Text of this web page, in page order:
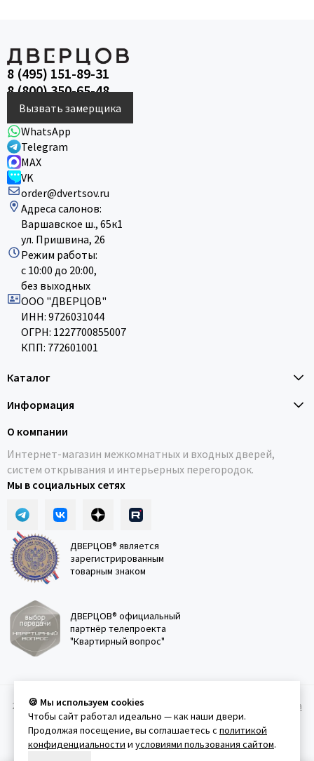
8 (495) 151-89-31
8 (800) 350-65-48
Вызвать замерщика
WhatsApp
Telegram
MAX
VK
order@dvertsov.ru
Адреса салонов:
Варшавское ш., 65к1
ул. Пришвина, 26
Режим работы:
с 10:00 до 20:00,
без выходных
ООО "ДВЕРЦОВ"
ИНН: 9726031044
ОГРН: 1227700855007
КПП: 772601001
Каталог
Информация
О компании
Интернет-магазин межкомнатных и входных дверей,
систем открывания и интерьерных перегородок.
Мы в социальных сетях
ДВЕРЦОВ® является
зарегистрированным
товарным знаком
ДВЕРЦОВ® официальный
партнёр телепроекта
"Квартирный вопрос"
2011-2026 © Дверцов. Карта сайта
Политика
конфеденциальности Условия использования сайта
🍪 Мы используем cookies
Чтобы сайт работал идеально — как наши двери.
Продолжая посещение, вы соглашаетесь с политикой
конфиденциальности и условиями пользования сайтом.